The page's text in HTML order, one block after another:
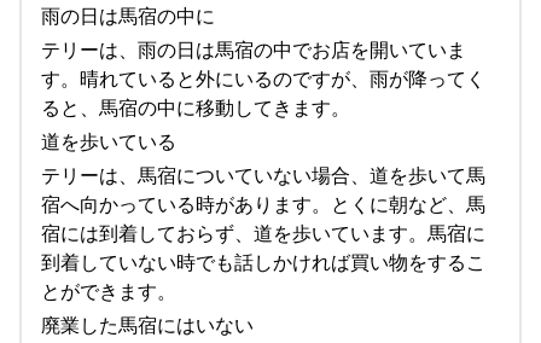
雨の日は馬宿の中に
テリーは、雨の日は馬宿の中でお店を開いていま
す。晴れていると外にいるのですが、雨が降ってく
ると、馬宿の中に移動してきます。
道を歩いている
テリーは、馬宿についていない場合、道を歩いて馬
宿へ向かっている時があります。とくに朝など、馬
宿には到着しておらず、道を歩いています。馬宿に
到着していない時でも話しかければ買い物をするこ
とができます。
廃業した馬宿にはいない